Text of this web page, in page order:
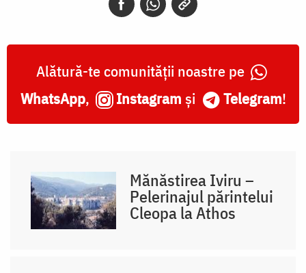
Alătură-te comunității noastre pe
WhatsApp, Instagram și Telegram!
Mănăstirea Iviru –
Pelerinajul părintelui
Cleopa la Athos